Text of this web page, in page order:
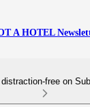
A HOTEL
distraction-free on